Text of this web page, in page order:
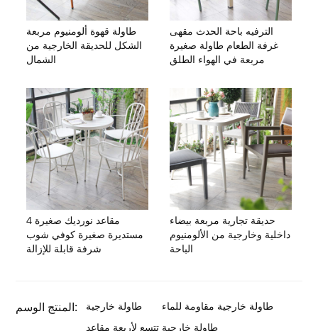
طاولة قهوة ألومنيوم مربعة
الشكل للحديقة الخارجية من
الشمال
الترفيه باحة الحدث مقهى
غرفة الطعام طاولة صغيرة
مربعة في الهواء الطلق
4 مقاعد نورديك صغيرة
مستديرة صغيرة كوفي شوب
شرفة قابلة للإزالة
حديقة تجارية مربعة بيضاء
داخلية وخارجية من الألومنيوم
الباحة
المنتج الوسم: طاولة خارجية
طاولة خارجية مقاومة للماء
طاولة خارجية تتسع لأربعة مقاعد